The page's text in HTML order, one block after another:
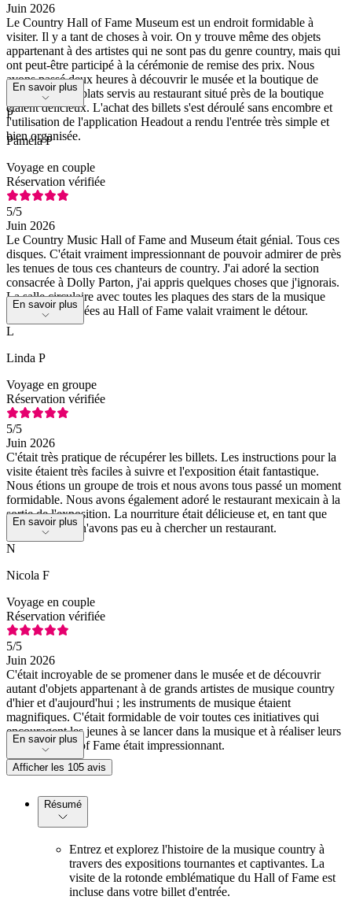
Juin 2026
Le Country Hall of Fame Museum est un endroit formidable à
visiter. Il y a tant de choses à voir. On y trouve même des objets
appartenant à des artistes qui ne sont pas du genre country, mais qui
ont peut-être participé à la cérémonie de remise des prix. Nous
avons passé deux heures à découvrir le musée et la boutique de
souvenirs. Les plats servis au restaurant situé près de la boutique
étaient délicieux. L'achat des billets s'est déroulé sans encombre et
l'utilisation de l'application Headout a rendu l'entrée très simple et
bien organisée.
En savoir plus
P
Pamela P
Voyage en couple
Réservation vérifiée
5/5
Juin 2026
Le Country Music Hall of Fame and Museum était génial. Tous ces
disques. C'était vraiment impressionnant de pouvoir admirer de près
les tenues de tous ces chanteurs de country. J'ai adoré la section
consacrée à Dolly Parton, j'ai appris quelques choses que j'ignorais.
La salle circulaire avec toutes les plaques des stars de la musique
country intronisées au Hall of Fame valait vraiment le détour.
En savoir plus
L
Linda P
Voyage en groupe
Réservation vérifiée
5/5
Juin 2026
C'était très pratique de récupérer les billets. Les instructions pour la
visite étaient très faciles à suivre et l'exposition était fantastique.
Nous étions un groupe de trois et nous avons tous passé un moment
formidable. Nous avons également adoré le restaurant mexicain à la
sortie de l'exposition. La nourriture était délicieuse et, en tant que
touristes, nous n'avons pas eu à chercher un restaurant.
En savoir plus
N
Nicola F
Voyage en couple
Réservation vérifiée
5/5
Juin 2026
C'était incroyable de se promener dans le musée et de découvrir
autant d'objets appartenant à de grands artistes de musique country
d'hier et d'aujourd'hui ; les instruments de musique étaient
magnifiques. C'était formidable de voir toutes ces initiatives qui
encouragent les jeunes à se lancer dans la musique et à réaliser leurs
rêves. Le Hall of Fame était impressionnant.
En savoir plus
Afficher les 105 avis
Résumé
Entrez et explorez l'histoire de la musique country à
travers des expositions tournantes et captivantes. La
visite de la rotonde emblématique du Hall of Fame est
incluse dans votre billet d'entrée.